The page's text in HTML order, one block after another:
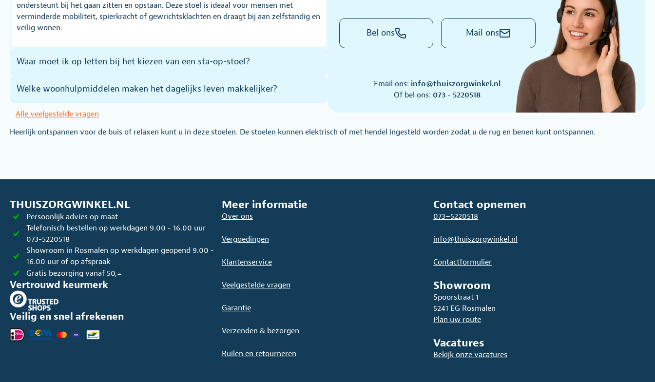
ondersteunt bij het gaan zitten en opstaan. Deze stoel is ideaal voor mensen met
verminderde mobiliteit, spierkracht of gewrichtsklachten en draagt bij aan zelfstandig en
veilig wonen.
Waar moet ik op letten bij het kiezen van een sta-op-stoel?
Welke woonhulpmiddelen maken het dagelijks leven makkelijker?
Alle veelgestelde vragen
Bel ons Mail ons
Email ons: info@thuiszorgwinkel.nl
Of bel ons: 073 - 5220518
Heerlijk ontspannen voor de buis of relaxen kunt u in deze stoelen. De stoelen kunnen elektrisch of met hendel ingesteld worden zodat u de rug en benen kunt ontspannen.
THUISZORGWINKEL.NL
Persoonlijk advies op maat
Telefonisch bestellen op werkdagen 9.00 - 16.00 uur
073-5220518
Showroom in Rosmalen op werkdagen geopend 9.00 -
16.00 uur of op afspraak
Gratis bezorging vanaf 50,=
Vertrouwd keurmerk
Veilig en snel afrekenen
Meer informatie
Over ons
Vergoedingen
Klantenservice
Veelgestelde vragen
Garantie
Verzenden & bezorgen
Ruilen en retourneren
Contact opnemen
073–5220518
info@thuiszorgwinkel.nl
Contactformulier
Showroom
Spoorstraat 1
5241 EG Rosmalen
Plan uw route
Vacatures
Bekijk onze vacatures